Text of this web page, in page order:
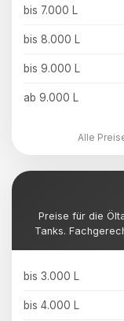
bis 7.000 L
bis 8.000 L
bis 9.000 L
ab 9.000 L
Alle
Preise für die
Tanks.
bis 3.000 L
bis 4.000 L